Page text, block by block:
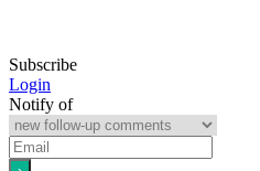
Subscribe
Login
Notify of